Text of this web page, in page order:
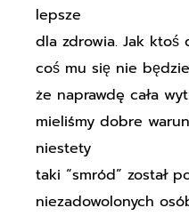
lepsze
dla zdrowia. Jak ktoś
coś mu się nie
że naprawdę cała
mieliśmy dobre
niestety
taki “smród” został
niezadowolonych